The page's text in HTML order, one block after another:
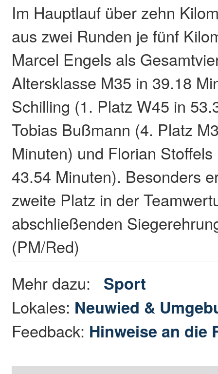
Im Hauptlauf über zehn
aus zwei Runden je fünf
Marcel Engels als
Altersklasse M35 in 39.18
Schilling (1. Platz W45 in
Tobias Bußmann (4. Platz
Minuten) und Florian
43.54 Minuten). Besonders
zweite Platz in der
abschließenden
(PM/Red)
Mehr dazu: Sport
Lokales: Neuwied &
Feedback: Hinweise an die